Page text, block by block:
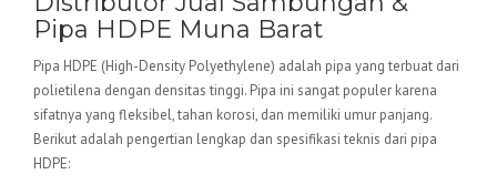
Pipa HDPE Muna Barat
Pipa HDPE (High-Density Polyethylene) adalah pipa yang terbuat dari
polietilena dengan densitas tinggi. Pipa ini sangat populer karena
sifatnya yang fleksibel, tahan korosi, dan memiliki umur panjang.
Berikut adalah pengertian lengkap dan spesifikasi teknis dari pipa
HDPE: